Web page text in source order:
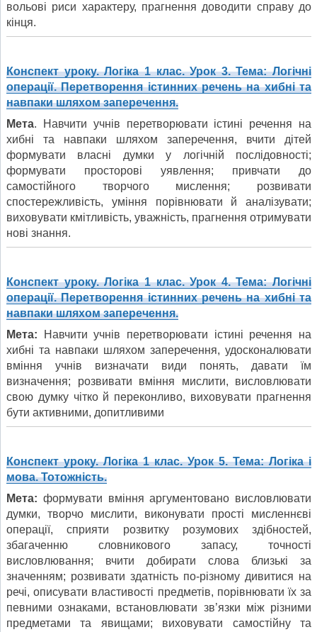
вольові риси характеру, прагнення доводити справу до
кінця.
Конспект уроку. Логіка 1 клас. Урок 3. Тема: Логічні
операції. Перетворення істинних речень на хибні та
навпаки шляхом заперечення.
Мета. Навчити учнів перетворювати істині речення на
хибні та навпаки шляхом заперечення, вчити дітей
формувати власні думки у логічній послідовності;
формувати просторові уявлення; привчати до
самостійного творчого мислення; розвивати
спостережливість, уміння порівнювати й аналізувати;
виховувати кмітливість, уважність, прагнення отримувати
нові знання.
Конспект уроку. Логіка 1 клас. Урок 4. Тема: Логічні
операції. Перетворення істинних речень на хибні та
навпаки шляхом заперечення.
Мета: Навчити учнів перетворювати істині речення на
хибні та навпаки шляхом заперечення, удосконалювати
вміння учнів визначати види понять, давати їм
визначення; розвивати вміння мислити, висловлювати
свою думку чітко й переконливо, виховувати прагнення
бути ак­тивними, допитливими
Конспект уроку. Логіка 1 клас. Урок 5. Тема: Логіка і
мова. Тотожність.
Мета: формувати вміння аргументовано висловлювати
думки, творчо мислити, виконувати прості мисленнєві
операції, сприяти розвитку розумових здібностей,
збагаченню словникового запасу, точності
висловлювання; вчити добирати слова близькі за
значенням; розвивати здатність по-різному дивитися на
речі, описувати властивості предметів, порівнювати їх за
певними ознаками, встановлювати зв’язки між різними
предметами та явищами; виховувати самостійну та